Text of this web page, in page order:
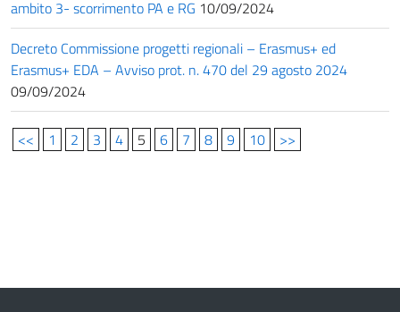
ambito 3- scorrimento PA e RG 10/09/2024
Decreto Commissione progetti regionali – Erasmus+ ed
Erasmus+ EDA – Avviso prot. n. 470 del 29 agosto 2024
09/09/2024
<< 1 2 3 4 5 6 7 8 9 10 >>